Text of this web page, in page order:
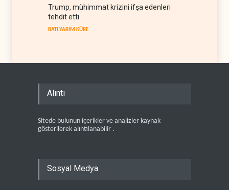
Trump, mühimmat krizini ifşa edenleri
tehdit etti
BATI YARIM KÜRE
Alıntı
Sitede bulunun içerikler ve analizler kaynak
gösterilerek alıntılanabilir .
Sosyal Medya